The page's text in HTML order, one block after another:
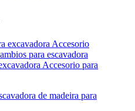
Accesorio para